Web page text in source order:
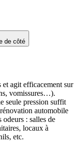
de côté
et agit efficacement sur
vomissures…).
seule pression suffit
automobile
odeurs : salles de
locaux à
etc.